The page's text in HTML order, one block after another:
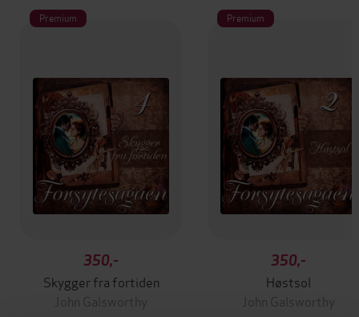
Premium
350,-
Skygger fra fortiden
John Galsworthy
Premium
350,-
Høstsol
John Galsworthy